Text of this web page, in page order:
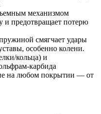
механизмом
и предотвращает потерю
смягчает удары
особенно колени.
кольца) и
карбида
на любом покрытии — от